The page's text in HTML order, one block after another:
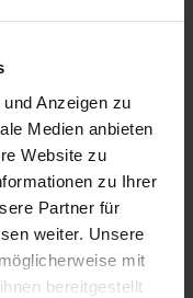
Anzeigen zu
Medien anbieten
Website zu
zu Ihrer
Partner für
weiter. Unsere
mit
bereitgestellt
Papier. Die
aus 3 Lagen und
40 cm groß.
KORB
- Weiß 25er-
aus
Papier. Die
dicker, haben 3